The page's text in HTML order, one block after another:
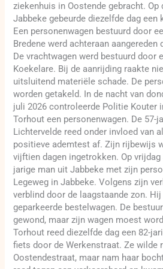
ziekenhuis in Oostende gebracht.
Jabbeke gebeurde diezelfde dag een
Een personenwagen bestuurd door
Bredene werd achteraan aangereden
De vrachtwagen werd bestuurd door
Koekelare. Bij de aanrijding raakte
uitsluitend materiële schade. De
worden getakeld. In de nacht van
juli 2026 controleerde Politie Kouter
Torhout een personenwagen. De 57-
Lichtervelde reed onder invloed van
positieve ademtest af. Zijn rijbewijs
vijftien dagen ingetrokken. Op
jarige man uit Jabbeke met zijn
Legeweg in Jabbeke. Volgens zijn
verblind door de laagstaande zon.
geparkeerde bestelwagen. De
gewond, maar zijn wagen moest
Torhout reed diezelfde dag een 82-
fiets door de Werkenstraat. Ze wilde
Oostendestraat, maar nam haar